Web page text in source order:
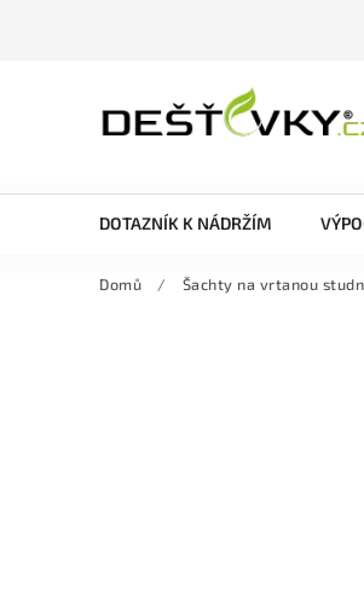
DOTAZNÍK K NÁDRŽÍM
Domů / Šachty na vrtanou